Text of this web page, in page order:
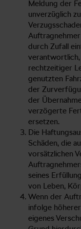
Meldung der
unverzüglich
durch Zufall
verantwortlich,
rechtzeitiger
genutzten
der
der
verzögerte
ersetzen.
Die
Schäden, die
vorsätzlichen
seines
von Leben,
Wenn der
infolge
eigenes